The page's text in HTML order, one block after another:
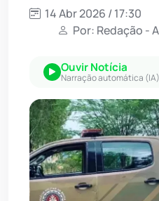
14 Abr 2026 / 17:30
Por: Redação -
Ouvir Notícia
Narração automática (IA)